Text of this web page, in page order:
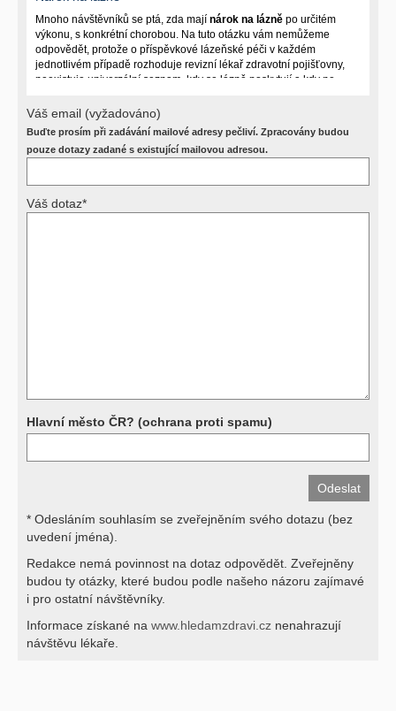
Mnoho návštěvníků se ptá, zda mají nárok na lázně po určitém
výkonu, s konkrétní chorobou. Na tuto otázku vám nemůžeme
odpovědět, protože o příspěvkové lázeňské péči v každém
jednotlivém případě rozhoduje revizní lékař zdravotní pojišťovny,
neexistuje univerzální seznam, kdy se lázně poskytují a kdy ne.
postižení pacienta a dalších zdravotních okolnostech.
Požádejte svého ošetřujícího lékaře o návrh, který pak posoudí
příslušný revizní lékař. My vám spolehlivou odpověď dát
Výsledky vyšetření
Váš email (vyžadováno)
Buďte prosím při zadávání mailové adresy pečliví. Zpracovány budou
pouze dotazy zadané s existující mailovou adresou.
Váš dotaz*
Hlavní město ČR? (ochrana proti spamu)
* Odesláním souhlasím se zveřejněním svého dotazu (bez
uvedení jména).
Redakce nemá povinnost na dotaz odpovědět. Zveřejněny
budou ty otázky, které budou podle našeho názoru zajímavé
i pro ostatní návštěvníky.
Informace získané na www.hledamzdravi.cz nenahrazují
návštěvu lékaře.